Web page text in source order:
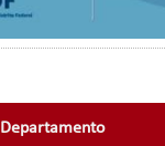
Departamento